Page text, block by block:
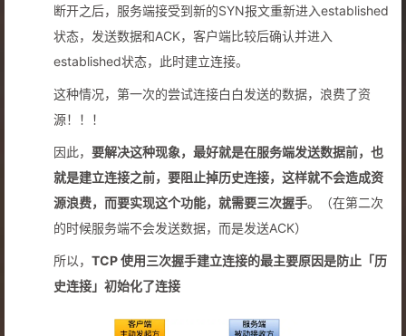
断开之后，服务端接受到新的SYN报文重新进入established
状态，发送数据和ACK，客户端比较后确认并进入
established状态，此时建立连接。
这种情况，第一次的尝试连接白白发送的数据，浪费了资
源！！！
因此， 要解决这种现象，最好就是在服务端发送数据前，也
就是建立连接之前，要阻止掉历史连接，这样就不会造成资
源浪费，而要实现这个功能，就需要三次握手。（在第二次
的时候服务端不会发送数据，而是发送ACK）
所以， TCP 使用三次握手建立连接的最主要原因是防止「历
史连接」初始化了连接